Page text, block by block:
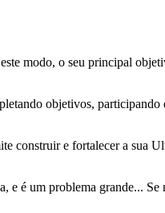
modo, o seu principal
objetivos,
construir e fortalecer a sua
e é um problema grande...